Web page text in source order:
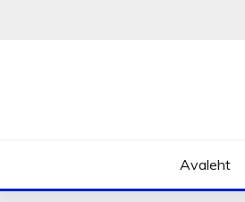
Avaleht